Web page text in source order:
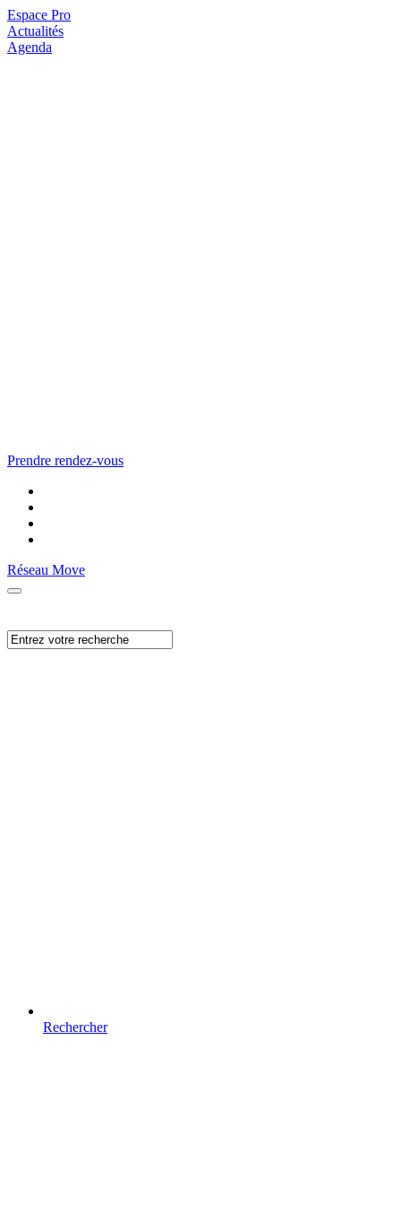
Espace Pro
Actualités
Agenda
Prendre rendez-vous
Réseau Move
Rechercher